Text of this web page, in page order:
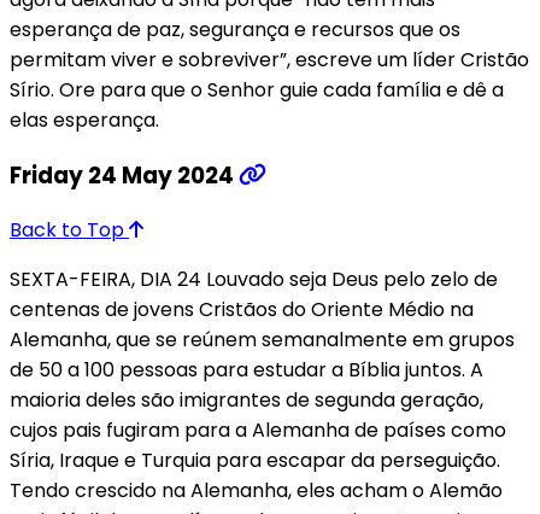
esperança de paz, segurança e recursos que os
permitam viver e sobreviver”, escreve um líder Cristão
Sírio. Ore para que o Senhor guie cada família e dê a
elas esperança.
Friday 24 May 2024
Back to Top
SEXTA-FEIRA, DIA 24 Louvado seja Deus pelo zelo de
centenas de jovens Cristãos do Oriente Médio na
Alemanha, que se reúnem semanalmente em grupos
de 50 a 100 pessoas para estudar a Bíblia juntos. A
maioria deles são imigrantes de segunda geração,
cujos pais fugiram para a Alemanha de países como
Síria, Iraque e Turquia para escapar da perseguição.
Tendo crescido na Alemanha, eles acham o Alemão